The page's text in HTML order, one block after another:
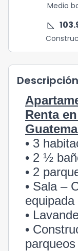
Medio
square_foot
Descripción
Renta
• 3
• 2 ½
• 2
• Sala –
equipada
•
•
parqueos